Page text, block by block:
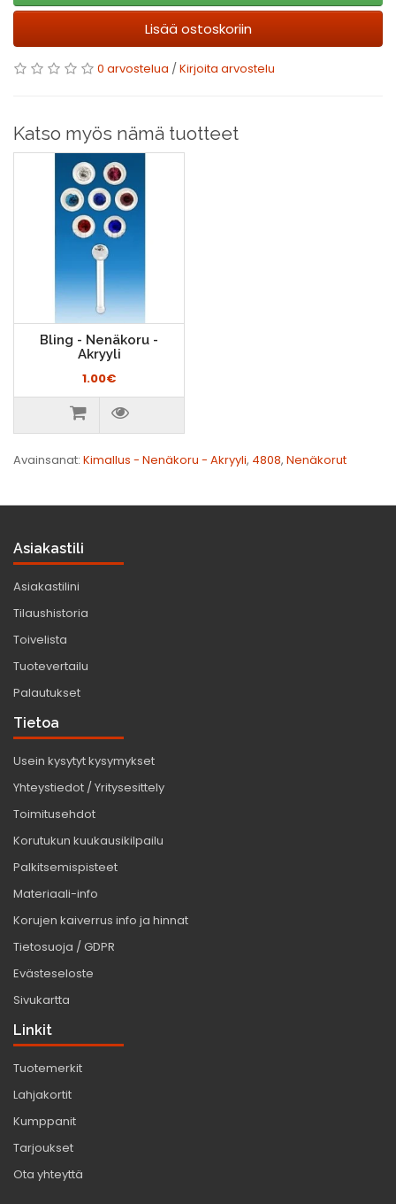
Lisää ostoskoriin
0 arvostelua /Kirjoita arvostelu
Katso myös nämä tuotteet
Bling - Nenäkoru -
Akryyli
1.00€
Avainsanat: Kimallus - Nenäkoru - Akryyli, 4808, Nenäkorut
Asiakastili
Asiakastilini
Tilaushistoria
Toivelista
Tuotevertailu
Palautukset
Tietoa
Usein kysytyt kysymykset
Yhteystiedot / Yritysesittely
Toimitusehdot
Korutukun kuukausikilpailu
Palkitsemispisteet
Materiaali-info
Korujen kaiverrus info ja hinnat
Tietosuoja / GDPR
Evästeseloste
Sivukartta
Linkit
Tuotemerkit
Lahjakortit
Kumppanit
Tarjoukset
Ota yhteyttä